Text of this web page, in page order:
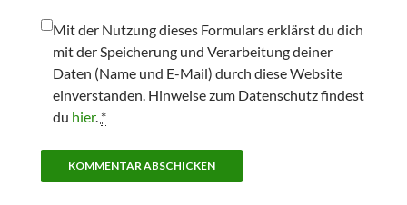
Mit der Nutzung dieses Formulars erklärst du dich
mit der Speicherung und Verarbeitung deiner
Daten (Name und E-Mail) durch diese Website
einverstanden. Hinweise zum Datenschutz findest
du hier. *